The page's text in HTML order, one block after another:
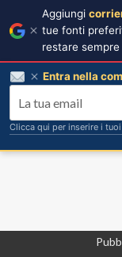
Aggiungi
tue fonti
restare
Entra nella
Clicca qui per inserire i